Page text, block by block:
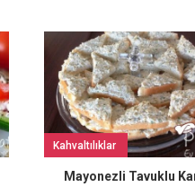
Kahvaltılıklar
Mayonezli Tavuklu